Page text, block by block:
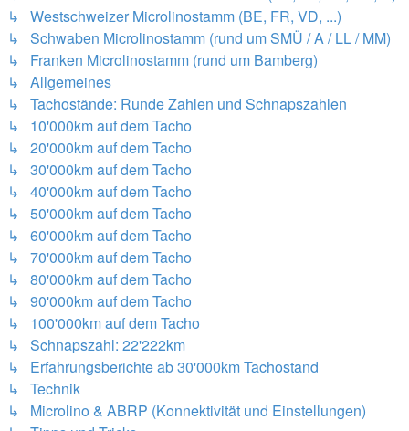
↳ Westschweizer Microlinostamm (BE, FR, VD, ...)
↳ Schwaben Microlinostamm (rund um SMÜ / A / LL / MM)
↳ Franken Microlinostamm (rund um Bamberg)
↳ Allgemeines
↳ Tachostände: Runde Zahlen und Schnapszahlen
↳ 10'000km auf dem Tacho
↳ 20'000km auf dem Tacho
↳ 30'000km auf dem Tacho
↳ 40'000km auf dem Tacho
↳ 50'000km auf dem Tacho
↳ 60'000km auf dem Tacho
↳ 70'000km auf dem Tacho
↳ 80'000km auf dem Tacho
↳ 90'000km auf dem Tacho
↳ 100'000km auf dem Tacho
↳ Schnapszahl: 22'222km
↳ Erfahrungsberichte ab 30'000km Tachostand
↳ Technik
↳ Microlino & ABRP (Konnektivität und Einstellungen)